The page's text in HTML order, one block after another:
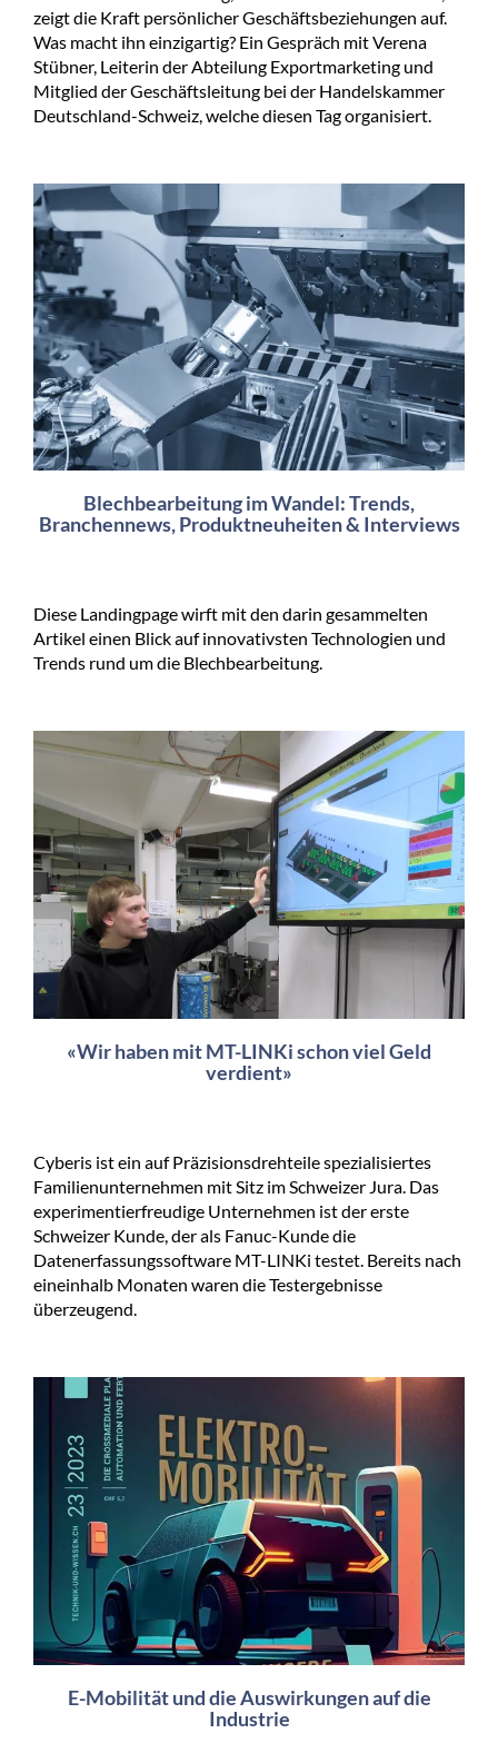
zeigt die Kraft persönlicher Geschäftsbeziehungen auf.
Was macht ihn einzigartig? Ein Gespräch mit Verena
Stübner, Leiterin der Abteilung Exportmarketing und
Mitglied der Geschäftsleitung bei der Handelskammer
Deutschland-Schweiz, welche diesen Tag organisiert.
Blechbearbeitung im Wandel: Trends,
Branchennews, Produktneuheiten & Interviews
Diese Landingpage wirft mit den darin gesammelten
Artikel einen Blick auf innovativsten Technologien und
Trends rund um die Blechbearbeitung.
«Wir haben mit MT-LINKi schon viel Geld
verdient»
Cyberis ist ein auf Präzisionsdrehteile spezialisiertes
Familienunternehmen mit Sitz im Schweizer Jura. Das
experimentierfreudige Unternehmen ist der erste
Schweizer Kunde, der als Fanuc-Kunde die
Datenerfassungssoftware MT-LINKi testet. Bereits nach
eineinhalb Monaten waren die Testergebnisse
überzeugend.
E-Mobilität und die Auswirkungen auf die
Industrie